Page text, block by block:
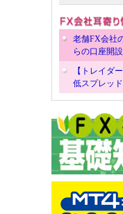
老舗FX会社
らの口座開
【トレイダ
低スプレッ